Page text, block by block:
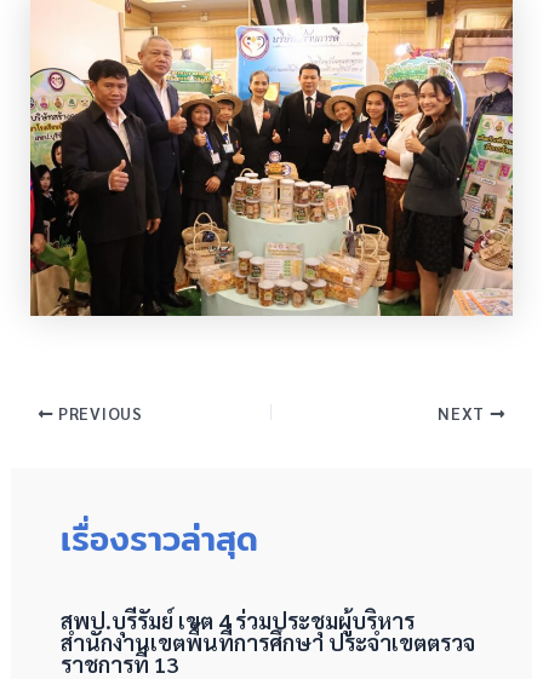
PREVIOUS NEXT
เรื่องราวล่าสุด
สพป.บุรีรัมย์ เขต 4 ร่วมประชุมผู้บริหาร
สำนักงานเขตพื้นที่การศึกษา ประจำเขตตรวจ
ราชการที่ 13